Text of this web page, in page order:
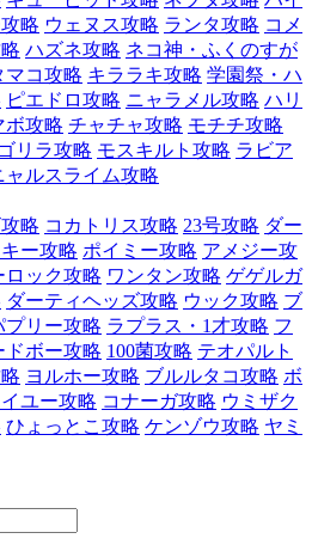
略 ウェヌス攻略 ランタ攻略 コメ
ハズネ攻略 ネコ神・ふくのすが
マコ攻略 キララキ攻略 学園祭・ハ
ピエドロ攻略 ニャラメル攻略 ハリ
ボ攻略 チャチャ攻略 モチチ攻略
リラ攻略 モスキルト攻略 ラビア
ャルスライム攻略
略 コカトリス攻略 23号攻略 ダー
ー攻略 ポイミー攻略 アメジー攻
ロック攻略 ワンタン攻略 ゲゲルガ
ダーティヘッズ攻略 ウック攻略 ブ
プリー攻略 ラプラス・1才攻略 フ
ドボー攻略 100菌攻略 テオパルト
ヨルホー攻略 ブルルタコ攻略 ボ
ユー攻略 コナーガ攻略 ウミザク
ひょっとこ攻略 ケンゾウ攻略 ヤミ